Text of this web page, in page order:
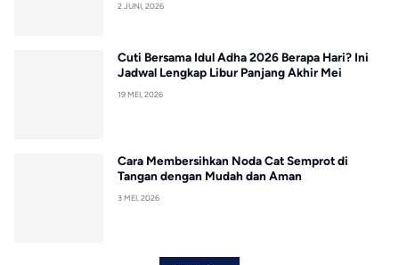
2 JUNI, 2026
Cuti Bersama Idul Adha 2026 Berapa Hari? Ini
Jadwal Lengkap Libur Panjang Akhir Mei
19 MEI, 2026
Cara Membersihkan Noda Cat Semprot di
Tangan dengan Mudah dan Aman
3 MEI, 2026